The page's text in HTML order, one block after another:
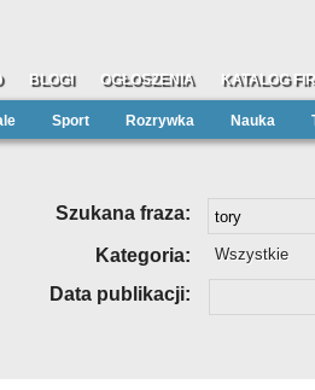
BLOGI OGŁOSZENIA KATALOG
Sport Rozrywka Nauka
Szukana fraza:
Kategoria: Wszystkie
Data publikacji: